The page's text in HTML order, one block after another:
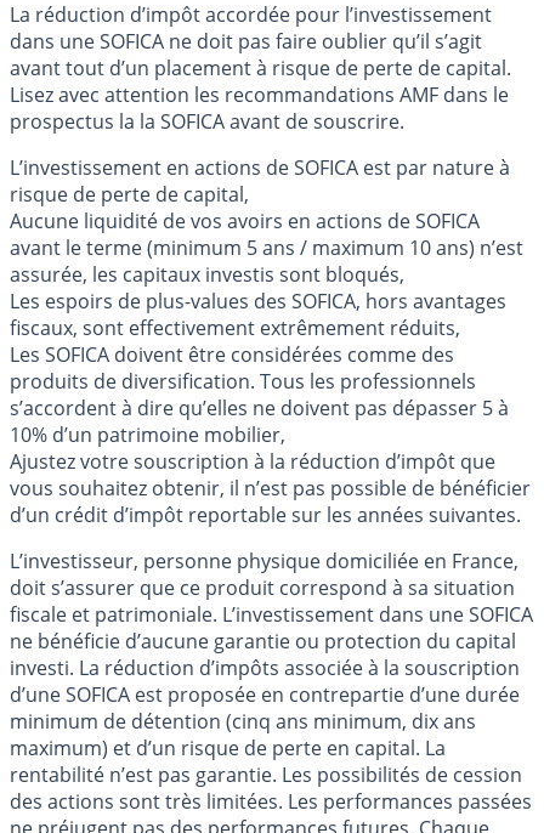
La réduction d’impôt accordée pour l’investissement
dans une SOFICA ne doit pas faire oublier qu’il s’agit
avant tout d’un placement à risque de perte de capital.
Lisez avec attention les recommandations AMF dans le
prospectus la la SOFICA avant de souscrire.
L’investissement en actions de SOFICA est par nature à
risque de perte de capital,
Aucune liquidité de vos avoirs en actions de SOFICA
avant le terme (minimum 5 ans / maximum 10 ans) n’est
assurée, les capitaux investis sont bloqués,
Les espoirs de plus-values des SOFICA, hors avantages
fiscaux, sont effectivement extrêmement réduits,
Les SOFICA doivent être considérées comme des
produits de diversification. Tous les professionnels
s’accordent à dire qu’elles ne doivent pas dépasser 5 à
10% d’un patrimoine mobilier,
Ajustez votre souscription à la réduction d’impôt que
vous souhaitez obtenir, il n’est pas possible de bénéficier
d’un crédit d’impôt reportable sur les années suivantes.
L’investisseur, personne physique domiciliée en France,
doit s’assurer que ce produit correspond à sa situation
fiscale et patrimoniale. L’investissement dans une SOFICA
ne bénéficie d’aucune garantie ou protection du capital
investi. La réduction d’impôts associée à la souscription
d’une SOFICA est proposée en contrepartie d’une durée
minimum de détention (cinq ans minimum, dix ans
maximum) et d’un risque de perte en capital. La
rentabilité n’est pas garantie. Les possibilités de cession
des actions sont très limitées. Les performances passées